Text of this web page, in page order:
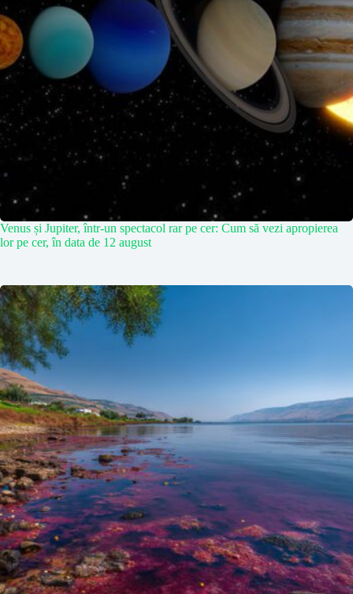
Venus și Jupiter, într-un spectacol rar pe cer: Cum să vezi apropierea
lor pe cer, în data de 12 august